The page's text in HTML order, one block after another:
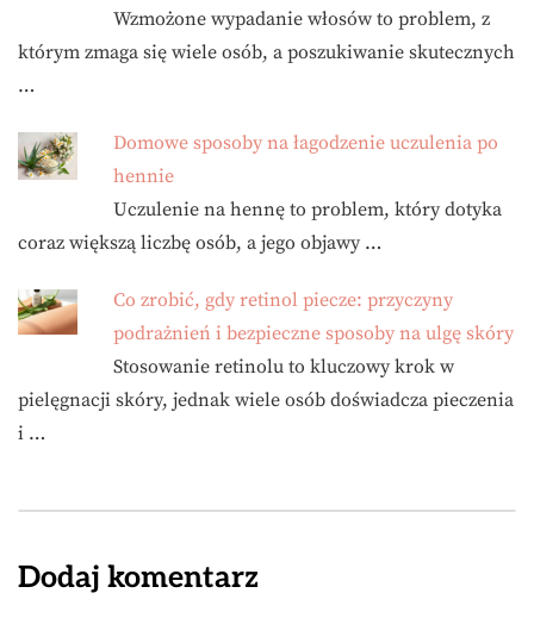
Wzmożone wypadanie włosów to problem, z
którym zmaga się wiele osób, a poszukiwanie skutecznych
…
Domowe sposoby na łagodzenie uczulenia po
hennie
Uczulenie na hennę to problem, który dotyka
coraz większą liczbę osób, a jego objawy …
Co zrobić, gdy retinol piecze: przyczyny
podrażnień i bezpieczne sposoby na ulgę skóry
Stosowanie retinolu to kluczowy krok w
pielęgnacji skóry, jednak wiele osób doświadcza pieczenia
i …
Dodaj komentarz